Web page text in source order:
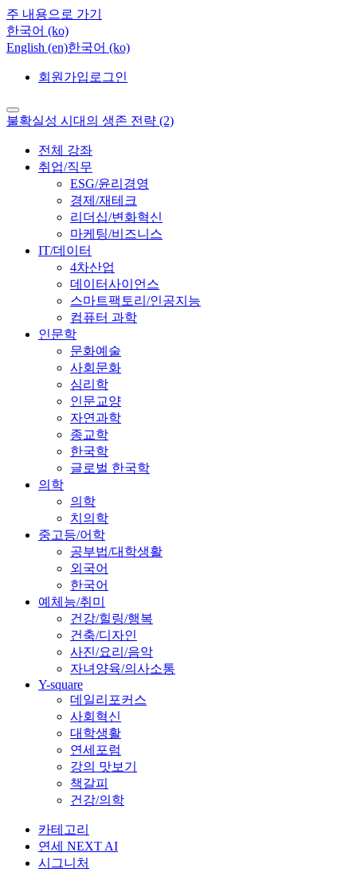
주 내용으로 가기
한국어 ‎(ko)‎
English ‎(en)‎한국어 ‎(ko)‎
회원가입 로그인
불확실성 시대의 생존 전략 (2)
전체 강좌
취업/직무
ESG/윤리경영
경제/재테크
리더십/변화혁신
마케팅/비즈니스
IT/데이터
4차산업
데이터사이언스
스마트팩토리/인공지능
컴퓨터 과학
인문학
문화예술
사회문화
심리학
인문교양
자연과학
종교학
한국학
글로벌 한국학
의학
의학
치의학
중고등/어학
공부법/대학생활
외국어
한국어
예체능/취미
건강/힐링/행복
건축/디자인
사진/요리/음악
자녀양육/의사소통
Y-square
데일리포커스
사회혁신
대학생활
연세포럼
강의 맛보기
책갈피
건강/의학
카테고리
연세 NEXT AI
시그니처